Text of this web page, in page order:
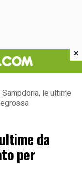
Sampdoria, le ultime
da
per
×